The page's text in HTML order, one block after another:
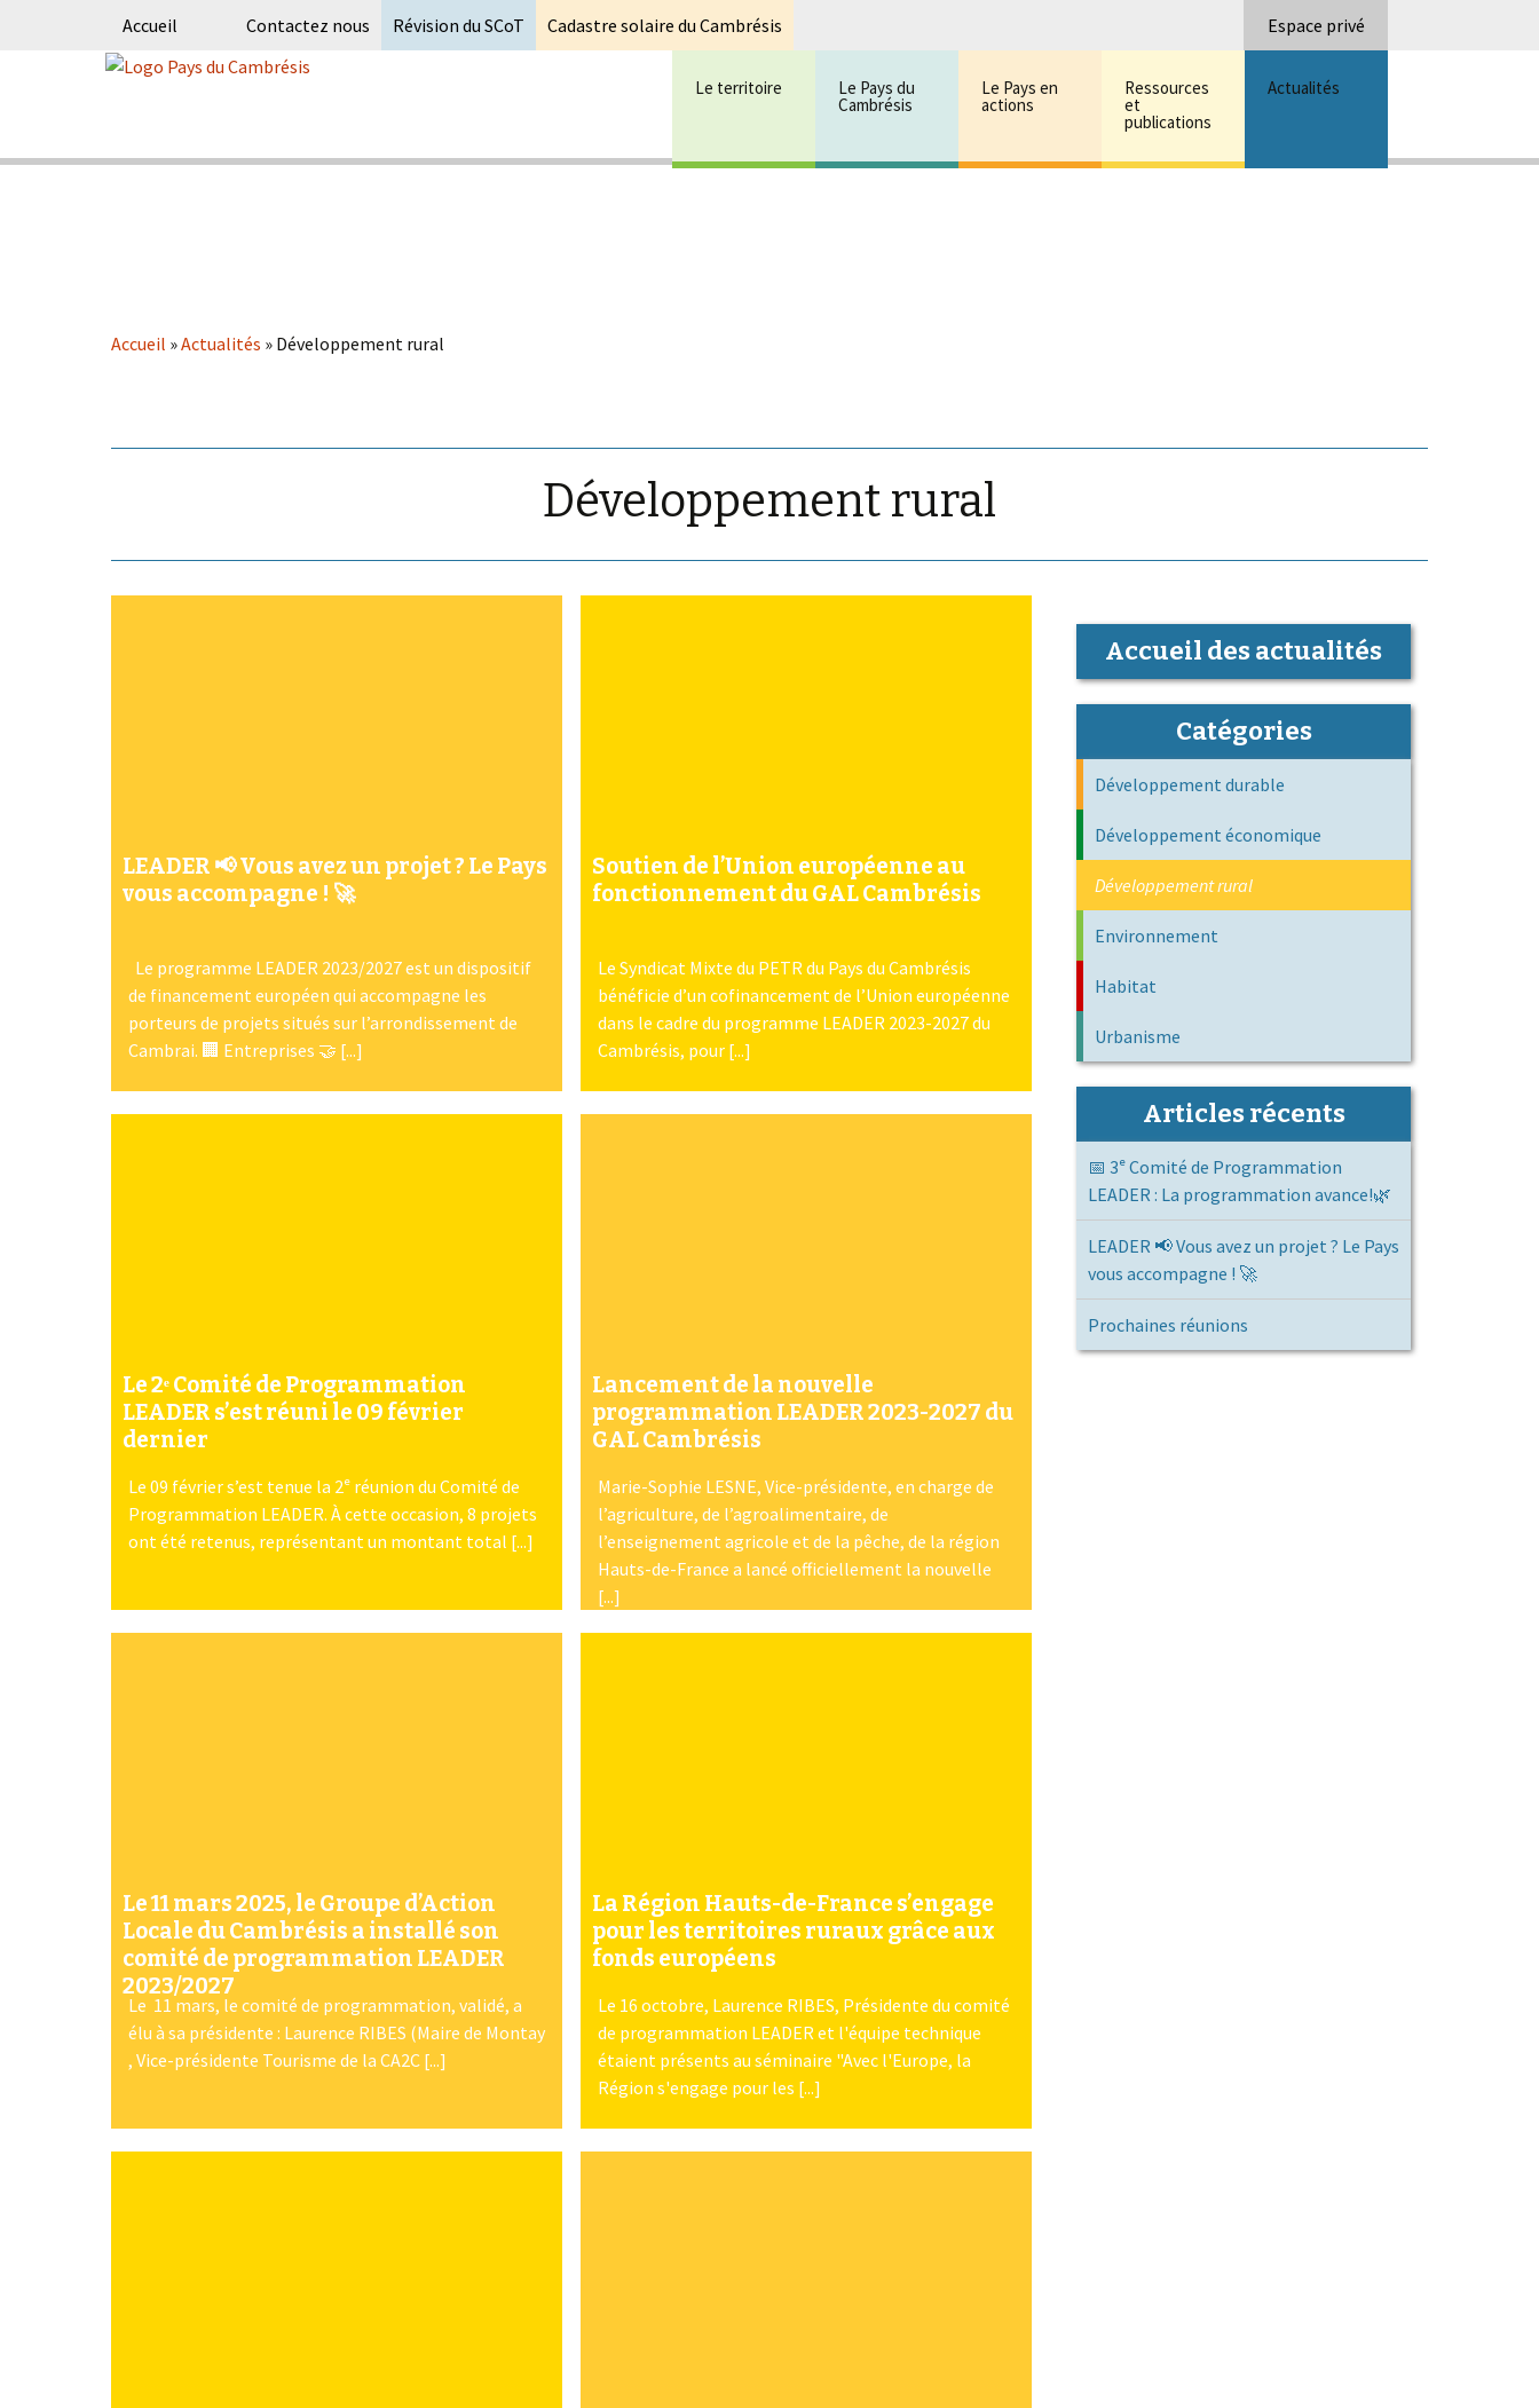
Accueil Contactez nous Révision du SCoT Cadastre solaire du Cambrésis Espace privé
Le territoire Le Pays du
Cambrésis
Le Pays en
actions
Ressources
et
publications
Actualités
Accueil »Actualités » Développement rural
Développement rural
LEADER 📢 Vous avez un projet ? Le Pays
vous accompagne ! 🚀
Le programme LEADER 2023/2027 est un dispositif
de financement européen qui accompagne les
porteurs de projets situés sur l’arrondissement de
Cambrai. 🏢 Entreprises 🤝 [...]
Soutien de l’Union européenne au
fonctionnement du GAL Cambrésis
Le Syndicat Mixte du PETR du Pays du Cambrésis
bénéficie d’un cofinancement de l’Union européenne
dans le cadre du programme LEADER 2023-2027 du
Cambrésis, pour [...]
Le 2ᵉ Comité de Programmation
LEADER s’est réuni le 09 février
dernier
Le 09 février s’est tenue la 2ᵉ réunion du Comité de
Programmation LEADER. À cette occasion, 8 projets
ont été retenus, représentant un montant total [...]
Lancement de la nouvelle
programmation LEADER 2023-2027 du
GAL Cambrésis
Marie-Sophie LESNE, Vice-présidente, en charge de
l’agriculture, de l’agroalimentaire, de
l’enseignement agricole et de la pêche, de la région
Hauts-de-France a lancé officiellement la nouvelle
[...]
Le 11 mars 2025, le Groupe d’Action
Locale du Cambrésis a installé son
comité de programmation LEADER
2023/2027
Le 11 mars, le comité de programmation, validé, a
élu à sa présidente : Laurence RIBES (Maire de Montay
, Vice-présidente Tourisme de la CA2C [...]
La Région Hauts-de-France s’engage
pour les territoires ruraux grâce aux
fonds européens
Le 16 octobre, Laurence RIBES, Présidente du comité
de programmation LEADER et l'équipe technique
étaient présents au séminaire "Avec l'Europe, la
Région s'engage pour les [...]
Accueil des actualités
Catégories
Développement durable
Développement économique
Développement rural
Environnement
Habitat
Urbanisme
Articles récents
📅 3ᵉ Comité de Programmation
LEADER : La programmation avance!🌿
LEADER 📢 Vous avez un projet ? Le Pays
vous accompagne ! 🚀
Prochaines réunions